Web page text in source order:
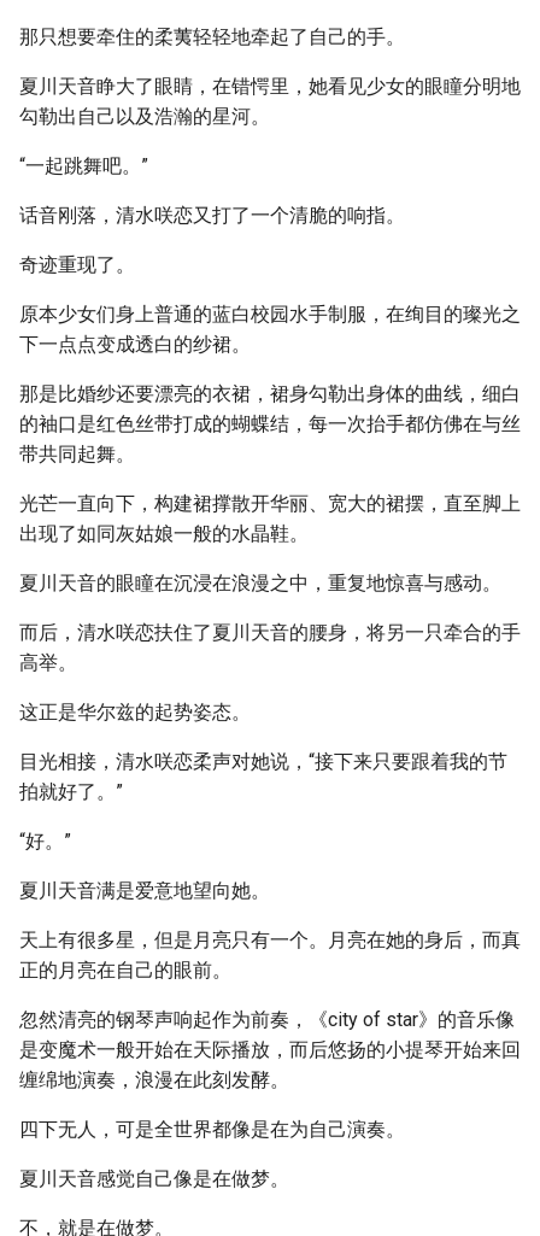
那只想要牵住的柔荑轻轻地牵起了自己的手。
夏川天音睁大了眼睛，在错愕里，她看见少女的眼瞳分明地
勾勒出自己以及浩瀚的星河。
“一起跳舞吧。”
话音刚落，清水咲恋又打了一个清脆的响指。
奇迹重现了。
原本少女们身上普通的蓝白校园水手制服，在绚目的璨光之
下一点点变成透白的纱裙。
那是比婚纱还要漂亮的衣裙，裙身勾勒出身体的曲线，细白
的袖口是红色丝带打成的蝴蝶结，每一次抬手都仿佛在与丝
带共同起舞。
光芒一直向下，构建裙撑散开华丽、宽大的裙摆，直至脚上
出现了如同灰姑娘一般的水晶鞋。
夏川天音的眼瞳在沉浸在浪漫之中，重复地惊喜与感动。
而后，清水咲恋扶住了夏川天音的腰身，将另一只牵合的手
高举。
这正是华尔兹的起势姿态。
目光相接，清水咲恋柔声对她说，“接下来只要跟着我的节
拍就好了。”
“好。”
夏川天音满是爱意地望向她。
天上有很多星，但是月亮只有一个。月亮在她的身后，而真
正的月亮在自己的眼前。
忽然清亮的钢琴声响起作为前奏，《city of star》的音乐像
是变魔术一般开始在天际播放，而后悠扬的小提琴开始来回
缠绵地演奏，浪漫在此刻发酵。
四下无人，可是全世界都像是在为自己演奏。
夏川天音感觉自己像是在做梦。
不，就是在做梦。